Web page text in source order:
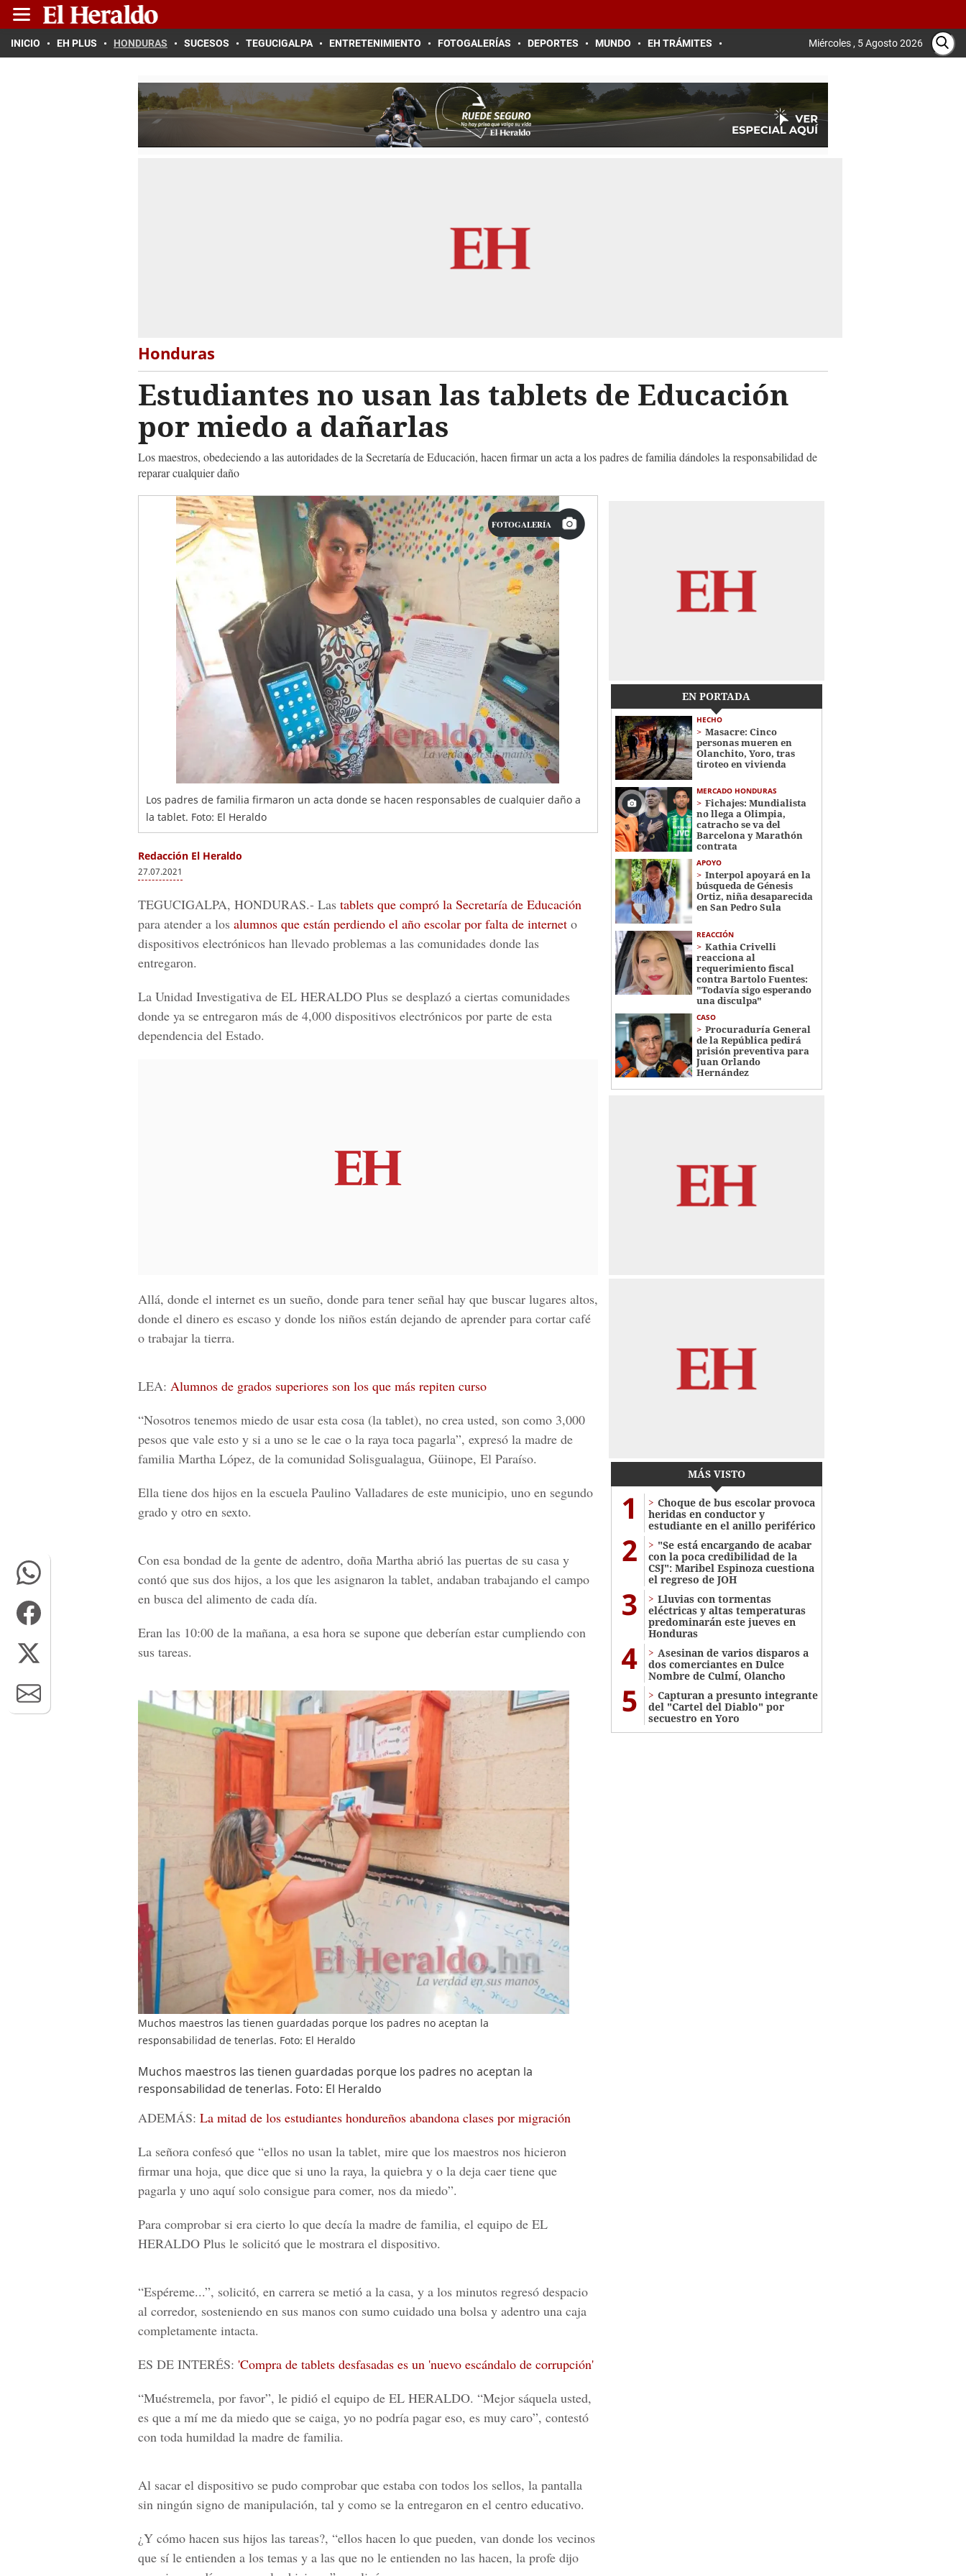
INICIO EH PLUS HONDURAS SUCESOS TEGUCIGALPA ENTRETENIMIENTO FOTOGALERÍAS DEPORTES MUNDO EH TRÁMITES Miércoles , 5 Agosto 2026
Honduras
Estudiantes no usan las tablets de Educación
por miedo a dañarlas
Los maestros, obedeciendo a las autoridades de la Secretaría de Educación, hacen firmar un acta a los padres de familia dándoles la responsabilidad de
reparar cualquier daño
FOTOGALERÍA
Los padres de familia firmaron un acta donde se hacen responsables de cualquier daño a
la tablet. Foto: El Heraldo
Redacción El Heraldo
27.07.2021
TEGUCIGALPA, HONDURAS.- Las tablets que compró la Secretaría de Educación
para atender a los alumnos que están perdiendo el año escolar por falta de internet o
dispositivos electrónicos han llevado problemas a las comunidades donde las
entregaron.
La Unidad Investigativa de EL HERALDO Plus se desplazó a ciertas comunidades
donde ya se entregaron más de 4,000 dispositivos electrónicos por parte de esta
dependencia del Estado.
Allá, donde el internet es un sueño, donde para tener señal hay que buscar lugares altos,
donde el dinero es escaso y donde los niños están dejando de aprender para cortar café
o trabajar la tierra.
LEA: Alumnos de grados superiores son los que más repiten curso
“Nosotros tenemos miedo de usar esta cosa (la tablet), no crea usted, son como 3,000
pesos que vale esto y si a uno se le cae o la raya toca pagarla”, expresó la madre de
familia Martha López, de la comunidad Solisgualagua, Güinope, El Paraíso.
Ella tiene dos hijos en la escuela Paulino Valladares de este municipio, uno en segundo
grado y otro en sexto.
Con esa bondad de la gente de adentro, doña Martha abrió las puertas de su casa y
contó que sus dos hijos, a los que les asignaron la tablet, andaban trabajando el campo
en busca del alimento de cada día.
Eran las 10:00 de la mañana, a esa hora se supone que deberían estar cumpliendo con
sus tareas.
Muchos maestros las tienen guardadas porque los padres no aceptan la
responsabilidad de tenerlas. Foto: El Heraldo
Muchos maestros las tienen guardadas porque los padres no aceptan la
responsabilidad de tenerlas. Foto: El Heraldo
ADEMÁS: La mitad de los estudiantes hondureños abandona clases por migración
La señora confesó que “ellos no usan la tablet, mire que los maestros nos hicieron
firmar una hoja, que dice que si uno la raya, la quiebra y o la deja caer tiene que
pagarla y uno aquí solo consigue para comer, nos da miedo”.
Para comprobar si era cierto lo que decía la madre de familia, el equipo de EL
HERALDO Plus le solicitó que le mostrara el dispositivo.
“Espéreme...”, solicitó, en carrera se metió a la casa, y a los minutos regresó despacio
al corredor, sosteniendo en sus manos con sumo cuidado una bolsa y adentro una caja
completamente intacta.
ES DE INTERÉS: 'Compra de tablets desfasadas es un 'nuevo escándalo de corrupción'
“Muéstremela, por favor”, le pidió el equipo de EL HERALDO. “Mejor sáquela usted,
es que a mí me da miedo que se caiga, yo no podría pagar eso, es muy caro”, contestó
con toda humildad la madre de familia.
Al sacar el dispositivo se pudo comprobar que estaba con todos los sellos, la pantalla
sin ningún signo de manipulación, tal y como se la entregaron en el centro educativo.
¿Y cómo hacen sus hijos las tareas?, “ellos hacen lo que pueden, van donde los vecinos
que sí le entienden a los temas y a las que no le entienden no las hacen, la profe dijo
EN PORTADA
HECHO
Masacre: Cinco
personas mueren en
Olanchito, Yoro, tras
tiroteo en vivienda
MERCADO HONDURAS
Fichajes: Mundialista
no llega a Olimpia,
catracho se va del
Barcelona y Marathón
contrata
APOYO
Interpol apoyará en la
búsqueda de Génesis
Ortiz, niña desaparecida
en San Pedro Sula
REACCIÓN
Kathia Crivelli
reacciona al
requerimiento fiscal
contra Bartolo Fuentes:
"Todavía sigo esperando
una disculpa"
CASO
Procuraduría General
de la República pedirá
prisión preventiva para
Juan Orlando
Hernández
MÁS VISTO
1
Choque de bus escolar provoca
heridas en conductor y
estudiante en el anillo periférico
2
"Se está encargando de acabar
con la poca credibilidad de la
CSJ": Maribel Espinoza cuestiona
el regreso de JOH
3
Lluvias con tormentas
eléctricas y altas temperaturas
predominarán este jueves en
Honduras
4
Asesinan de varios disparos a
dos comerciantes en Dulce
Nombre de Culmí, Olancho
5
Capturan a presunto integrante
del "Cartel del Diablo" por
secuestro en Yoro